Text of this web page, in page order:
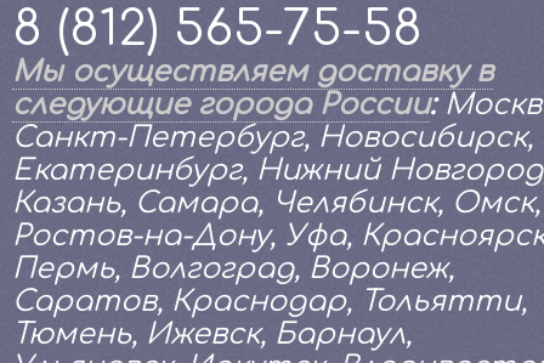
8 (812) 565-75-58
Мы осуществляем доставку в
следующие города России:
Санкт-Петербург, Новосибирск,
Екатеринбург, Нижний
Казань, Самара, Челябинск, Омск,
Ростов-на-Дону, Уфа,
Пермь, Волгоград, Воронеж,
Саратов, Краснодар, Тольятти,
Тюмень, Ижевск, Барнаул,